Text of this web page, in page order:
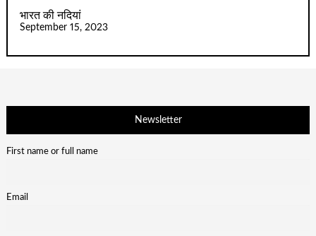
भारत की नदियां
September 15, 2023
Newsletter
First name or full name
Email